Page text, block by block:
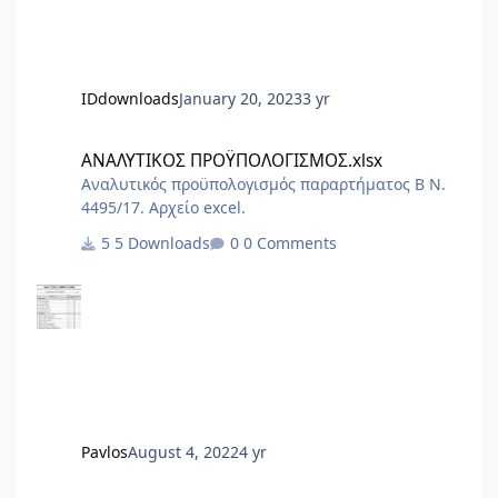
IDdownloadsJanuary 20, 20233 yr
ΑΝΑΛΥΤΙΚΟΣ ΠΡΟΫΠΟΛΟΓΙΣΜΟΣ.xlsx
Αναλυτικός προϋπολογισμός παραρτήματος Β Ν.
4495/17. Αρχείο excel.
5 Downloads
0 Comments
PavlosAugust 4, 20224 yr